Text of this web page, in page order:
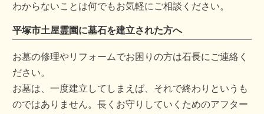
わからないことは何でもお気軽にご相談ください。
平塚市土屋霊園に墓石を建立された方へ
お墓の修理やリフォームでお困りの方は石長にご連絡く
ださい。
お墓は、一度建立してしまえば、それで終わりというも
のではありません。長くお守りしていくためのアフター